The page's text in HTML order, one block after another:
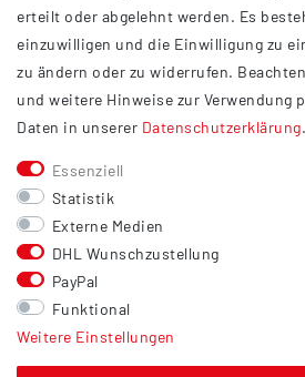
Widerrufsrecht
Barrierefreiheit
Service
Kontakt
Versand
Zahlung
Vertrag widerrufen
Sonstiges
Hinweis zur Entsorgung von
erteilt oder abgelehnt werden. Es
einzuwilligen und die Einwilligung zu
zu ändern oder zu widerrufen.
und weitere Hinweise zur Verwendung
Daten in unserer Daten­schutz­erklärung.
Essenziell
Statistik
Externe Medien
DHL Wunschzustellung
PayPal
Funktional
Weitere Einstellungen